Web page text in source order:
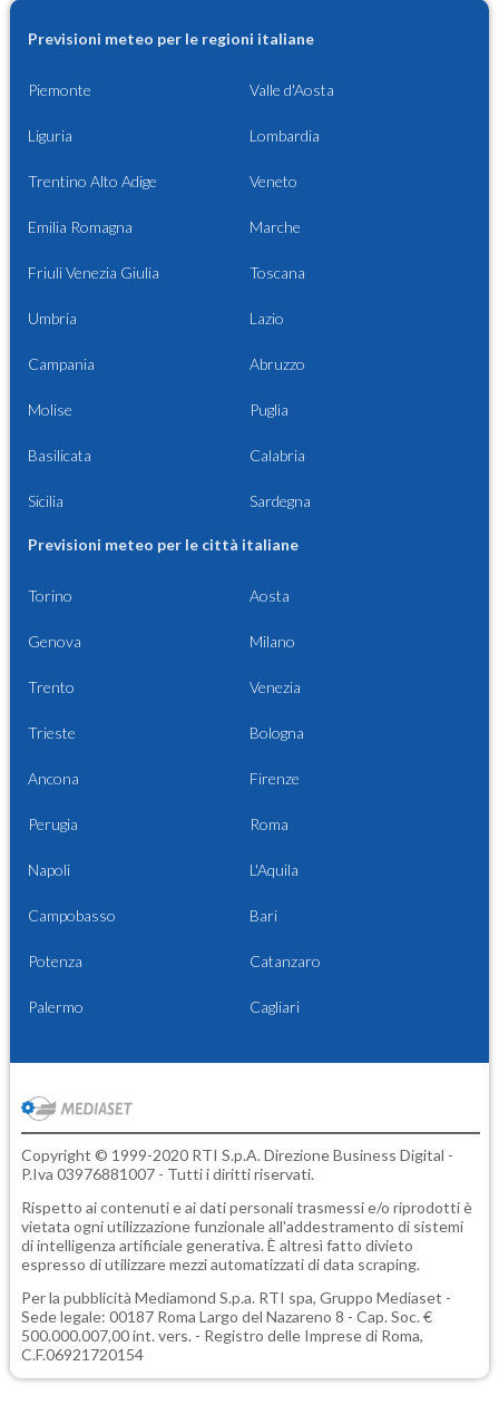
Previsioni meteo per le regioni italiane
Piemonte Valle d'Aosta
Liguria Lombardia
Trentino Alto Adige Veneto
Emilia Romagna Marche
Friuli Venezia Giulia Toscana
Umbria Lazio
Campania Abruzzo
Molise Puglia
Basilicata Calabria
Sicilia Sardegna
Previsioni meteo per le città italiane
Torino Aosta
Genova Milano
Trento Venezia
Trieste Bologna
Ancona Firenze
Perugia Roma
Napoli L'Aquila
Campobasso Bari
Potenza Catanzaro
Palermo Cagliari
Copyright © 1999-2020 RTI S.p.A. Direzione Business Digital -
P.Iva 03976881007 - Tutti i diritti riservati.
Rispetto ai contenuti e ai dati personali trasmessi e/o riprodotti è
vietata ogni utilizzazione funzionale all'addestramento di sistemi
di intelligenza artificiale generativa. È altresì fatto divieto
espresso di utilizzare mezzi automatizzati di data scraping.
Per la pubblicità Mediamond S.p.a. RTI spa, Gruppo Mediaset -
Sede legale: 00187 Roma Largo del Nazareno 8 - Cap. Soc. €
500.000.007,00 int. vers. - Registro delle Imprese di Roma,
C.F.06921720154